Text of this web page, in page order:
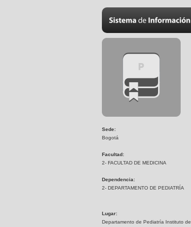
Sede:
Bogotá
Facultad:
2- FACULTAD DE MEDICINA
Dependencia:
2- DEPARTAMENTO DE PEDIATRÍA
Lugar:
Departamento de Pediatría Instituto de